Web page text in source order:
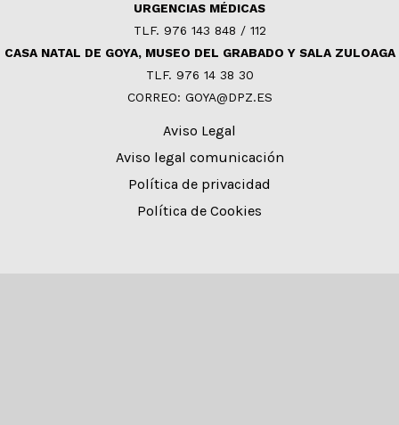
URGENCIAS MÉDICAS
TLF. 976 143 848 / 112
CASA NATAL DE GOYA, MUSEO DEL GRABADO Y SALA ZULOAGA
TLF. 976 14 38 30
CORREO: GOYA@DPZ.ES
Aviso Legal
Aviso legal comunicación
Política de privacidad
Política de Cookies